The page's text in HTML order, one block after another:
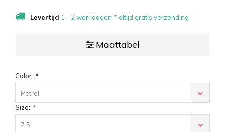
Levertijd 1 - 2 werkdagen * altijd gratis verzending
Maattabel
Color: *
Petrol
Size: *
7.5